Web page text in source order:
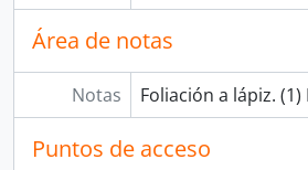
Área de notas
Notas Foliación a lápiz. (1)
Puntos de acceso